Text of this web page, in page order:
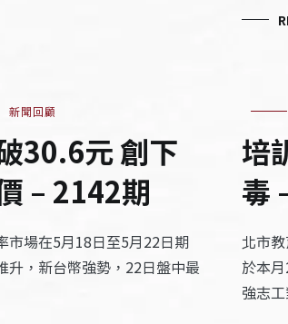
新聞回顧
30.6元 創下
– 2142期
市場在5月18日至5月22日期
升，新台幣強勢，22日盤中最
培
毒
北市
於本
強志